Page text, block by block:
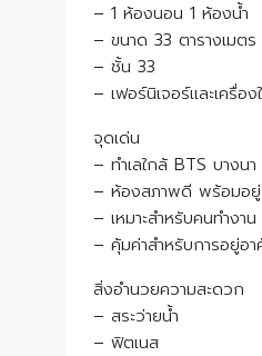
– 1 ห้องนอน 1 ห้องน้ำ
– ขนาด 33 ตารางเมตร
– ชั้น 33
– เฟอร์นิเจอร์และเครื่อ
จุดเด่น
– ทำเลใกล้ BTS บางน
– ห้องสภาพดี พร้อมอ
– เหมาะสำหรับคนทำง
– คุ้มค่าสำหรับการอยู่อา
สิ่งอำนวยความสะดวก
– สระว่ายน้ำ
– ฟิตเนส